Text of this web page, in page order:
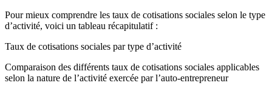
Pour mieux comprendre les taux de cotisations sociales selon le type
d’activité, voici un tableau récapitulatif :
Taux de cotisations sociales par type d’activité
Comparaison des différents taux de cotisations sociales applicables
selon la nature de l’activité exercée par l’auto-entrepreneur